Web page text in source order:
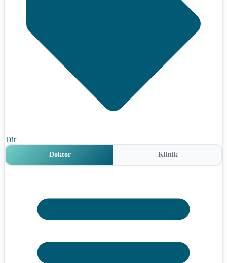
Tür
Doktor Klinik